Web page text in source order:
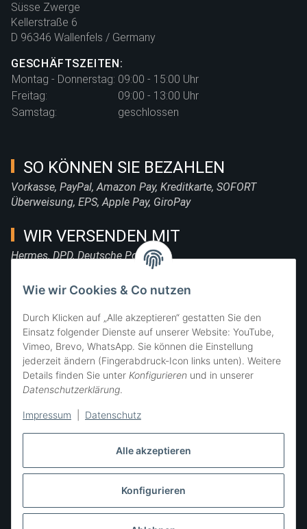
Alle akzeptieren
Konfigurieren
Wie wir Cookies & Co nutzen
Durch Klicken auf „Alle akzeptieren“ gestatten Sie den
Einsatz folgender Dienste auf unserer Website: YouTube,
Vimeo, Brevo, WhatsApp. Sie können die Einstellung
jederzeit ändern (Fingerabdruck-Icon links unten). Weitere
Details finden Sie unter Konfigurieren und in unserer
Datenschutzerklärung.
Impressum Datenschutz
Süsse Zwerge
Kellerstraße 6
D 96346 Wallenfels / Germany
GESCHÄFTSZEITEN:
Montag - Donnerstag: 09:00 - 15:00 Uhr
Freitag:
09:00 - 13:00 Uhr
Samstag:
geschlossen
SO KÖNNEN SIE BEZAHLEN
Vorkasse, PayPal, Amazon Pay, Kreditkarte, SOFORT
Überweisung, EPS, Apple Pay, GiroPay
WIR VERSENDEN MIT
Hermes, DPD, Deutsche Post, DHL
FOLGE UNS
SIE ERREICHEN UNS
Vertrag widerrufen